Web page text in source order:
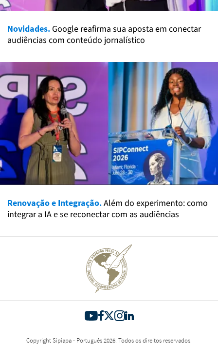
Novidades. Google reafirma sua aposta em conectar
audiências com conteúdo jornalístico
Renovação e Integração.Além do experimento: como
integrar a IA e se reconectar com as audiências
Copyright Sipiapa - Português 2026. Todos os direitos reservados.